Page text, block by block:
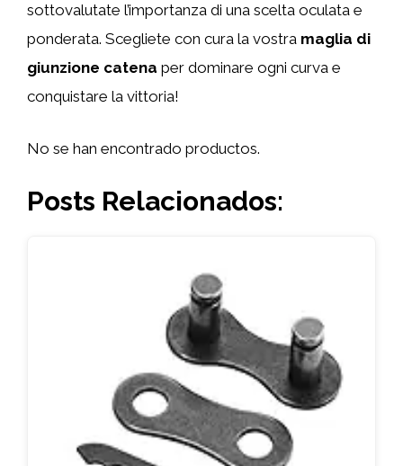
sottovalutate l’importanza di una scelta oculata e
ponderata. Scegliete con cura la vostra maglia di
giunzione catena per dominare ogni curva e
conquistare la vittoria!
No se han encontrado productos.
Posts Relacionados: